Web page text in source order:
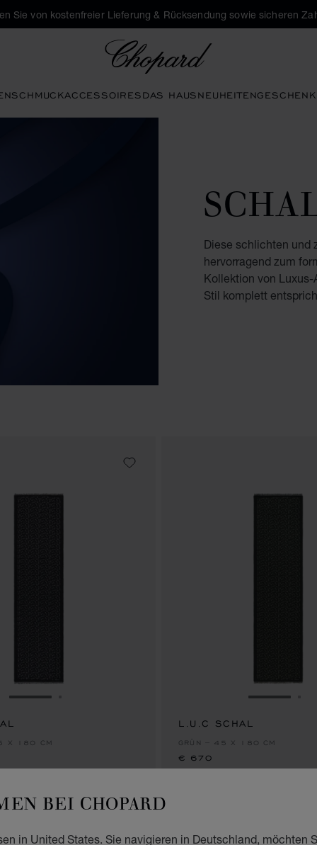
BEI CHOPARD
in United States. Sie navigieren in Deutschland, möchten
Sie von kostenfreier Lieferung & Rücksendung sowie sicheren
SCHMUCKACCESSOIRESDAS HAUSNEUHEITEN
Diese schlichten und
hervorragend zum
Kollektion von
Stil komplett
ZUR FOLIE GEHEN 1
X 180 CM
ZUR
L.U.C SCHAL
GRÜN – 45 X 180 CM
€ 670
€ 670